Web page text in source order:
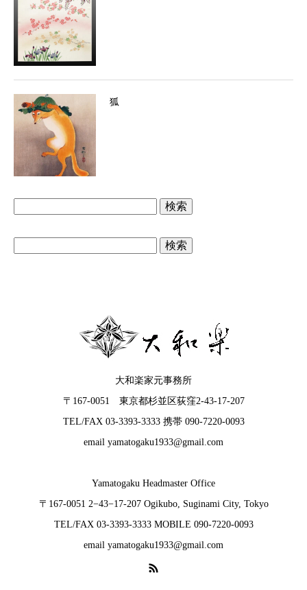
狐
大和楽家元事務所
〒167-0051 東京都杉並区荻窪2-43-17-207
TEL/FAX 03-3393-3333 携帯 090-7220-0093
email yamatogaku1933@gmail.com
Yamatogaku Headmaster Office
〒167-0051 2−43−17-207 Ogikubo, Suginami City, Tokyo
TEL/FAX 03-3393-3333 MOBILE 090-7220-0093
email yamatogaku1933@gmail.com